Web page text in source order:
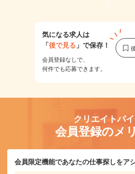
1
気になる求人は
「後で見る 」で保存！
会員登録なしで、
何件でも応募できます。
クリエイトバイ
会員登録のメ
会員限定機能であなたの仕事探しをア